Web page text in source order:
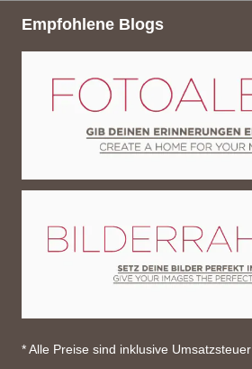
Empfohlene Blogs
* Alle Preise sind inklusive Umsatzsteuer